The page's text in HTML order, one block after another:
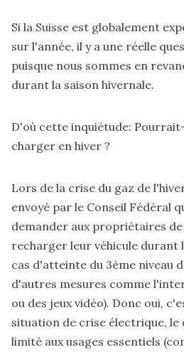
Si la Suisse est globalement
sur l'année, il y a une réelle
puisque nous sommes en
durant la saison hivernale.
D'où cette inquiétude:
charger en hiver ?
Lors de la crise du gaz de
envoyé par le Conseil Fédéral
demander aux propriétaires de
recharger leur véhicule durant
cas d'atteinte du 3ème niveau
d'autres mesures comme
ou des jeux vidéo). Donc oui,
situation de crise électrique,
limité aux usages essentiels